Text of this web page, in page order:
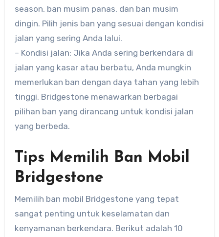
season, ban musim panas, dan ban musim
dingin. Pilih jenis ban yang sesuai dengan kondisi
jalan yang sering Anda lalui.
– Kondisi jalan: Jika Anda sering berkendara di
jalan yang kasar atau berbatu, Anda mungkin
memerlukan ban dengan daya tahan yang lebih
tinggi. Bridgestone menawarkan berbagai
pilihan ban yang dirancang untuk kondisi jalan
yang berbeda.
Tips Memilih Ban Mobil
Bridgestone
Memilih ban mobil Bridgestone yang tepat
sangat penting untuk keselamatan dan
kenyamanan berkendara. Berikut adalah 10